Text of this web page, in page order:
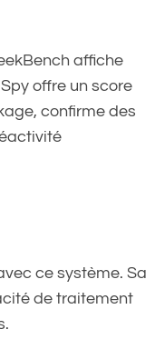
affiche
offre un score
confirme des
ce système. Sa
de traitement